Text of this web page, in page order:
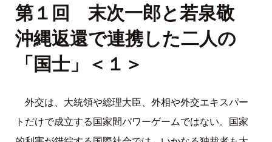
第１回 末次一郎と若泉敬
沖縄返還で連携した二人の
「国士」＜１＞
外交は、大統領や総理大臣、外相や外交エキスパー
トだけで成立する国家間パワーゲームではない。国家